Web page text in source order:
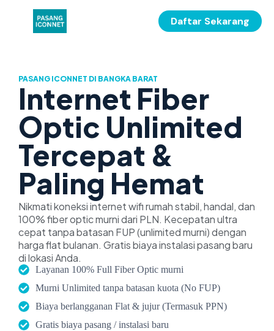
Daftar Sekarang
PASANG ICONNET DI BANGKA BARAT
Internet Fiber
Optic Unlimited
Tercepat &
Paling Hemat
Nikmati koneksi internet wifi rumah stabil, handal, dan
100% fiber optic murni dari PLN. Kecepatan ultra
cepat tanpa batasan FUP (unlimited murni) dengan
harga flat bulanan. Gratis biaya instalasi pasang baru
di lokasi Anda.
Layanan 100% Full Fiber Optic murni
Murni Unlimited tanpa batasan kuota (No FUP)
Biaya berlangganan Flat & jujur (Termasuk PPN)
Gratis biaya pasang / instalasi baru